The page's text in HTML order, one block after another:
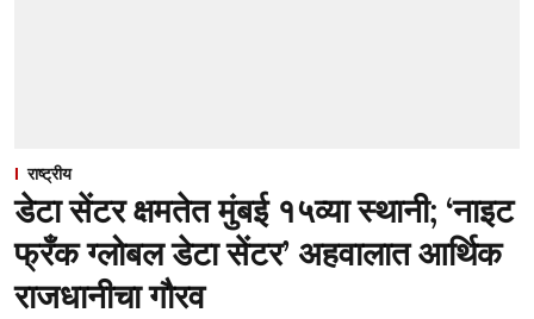
राष्ट्रीय
डेटा सेंटर क्षमतेत मुंबई १५व्या स्थानी; ‘नाइट
फ्रँक ग्लोबल डेटा सेंटर’ अहवालात आर्थिक
राजधानीचा गौरव